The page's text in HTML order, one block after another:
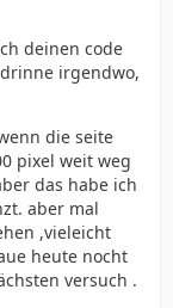
deinen code
irgendwo,
die seite
pixel weit weg
das habe ich
aber mal
,vieleicht
heute nocht
versuch .